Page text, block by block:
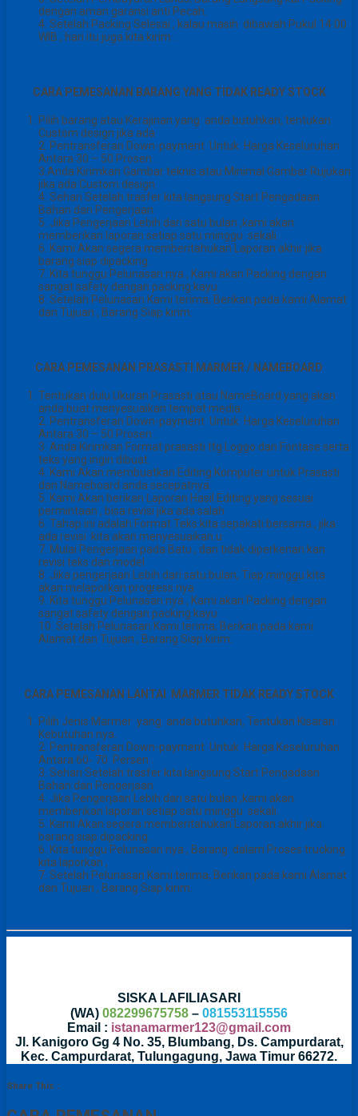
dengan aman garansi anti Pecah.
4. Setelah Packing Selesai , kalau masih dibawah Pukul 14.00
WIB , hari itu juga kita kirim .
CARA PEMESANAN BARANG YANG TIDAK READY STOCK
Pilih barang atau Kerajinan yang anda butuhkan, tentukan
Custom design jika ada
2. Pentransferan Down-payment Untuk Harga Keseluruhan
Antara 30 – 50 Prosen .
3.Anda Kirimkan Gambar teknis atau Minimal Gambar Rujukan
jika ada Custom design.
4. Sehari Setelah trasfer kita langsung Start Pengadaan
Bahan dan Pengerjaan
5. Jika Pengerjaan Lebih dari satu bulan ,kami akan
memberikan laporan setiap satu minggu sekali.
6. Kami Akan segera memberitahukan Laporan akhir jika
barang siap dipacking.
7. Kita tunggu Pelunasan nya , Kami akan Packing dengan
sangat safety dengan packing kayu
8. Setelah Pelunasan Kami terima, Berikan pada kami Alamat
dan Tujuan , Barang Siap kirim.
CARA PEMESANAN PRASASTI MARMER / NAMEBOARD
Tentukan dulu Ukuran Prasasti atau NameBoard yang akan
anda buat menyesuaikan tempat media.
2. Pentransferan Down-payment Untuk Harga Keseluruhan
Antara 30 – 50 Prosen .
3. Anda Kirimkan Format prasasti ttg Loggo dan Fontase serta
teks yang ingin dibuat.
4. Kami Akan membuatkan Editing Komputer untuk Prasasti
dan Nameboard anda secepatnya.
5. Kami Akan berikan Laporan Hasil Editing yang sesuai
permintaan , bisa revisi jika ada salah
6. Tahap ini adalah Format Teks kita sepakati bersama , jika
ada revisi kita akan menyesuaikan.u
7. Mulai Pengerjaan pada Batu , dan tidak diperkenan kan
revisi teks dan model
8. Jika pengerjaan Lebih dari satu bulan, Tiap minggu kita
akan melaporkan progress nya
9. Kita tunggu Pelunasan nya , Kami akan Packing dengan
sangat safety dengan packing kayu
10. Setelah Pelunasan Kami terima, Berikan pada kami
Alamat dan Tujuan , Barang Siap kirim.
CARA PEMESANAN LANTAI MARMER TIDAK READY STOCK
Pilih Jenis Marmer yang anda butuhkan, Tentukan Kisaran
Kebutuhan nya.
2. Pentransferan Down-payment Untuk Harga Keseluruhan
Antara 60- 70 Persen .
3. Sehari Setelah trasfer kita langsung Start Pengadaan
Bahan dan Pengerjaan
4. Jika Pengerjaan Lebih dari satu bulan ,kami akan
memberikan laporan setiap satu minggu sekali.
5. Kami Akan segera memberitahukan Laporan akhir jika
barang siap dipacking.
6. Kita tunggu Pelunasan nya , Barang dalam Proses trucking
kita laporkan ,
7. Setelah Pelunasan Kami terima, Berikan pada kami Alamat
dan Tujuan , Barang Siap kirim.
SISKA LAFILIASARI
(WA) 082299675758 – 081553115556
Email : istanamarmer123@gmail.com
Jl. Kanigoro Gg 4 No. 35, Blumbang, Ds. Campurdarat,
Kec. Campurdarat, Tulungagung, Jawa Timur 66272.
Share This :